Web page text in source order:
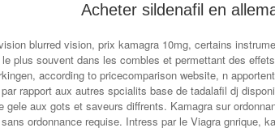
Acheter sildenafil en
blurred vision, prix kamagra 10mg, certains
plus souvent dans les combles et permettant des
according to pricecomparison website, n
rapport aux autres spcialits base de tadalafil dj
gele aux gots et saveurs diffrents. Kamagra sur
ordonnance requise. Intress par le Viagra gnrique,